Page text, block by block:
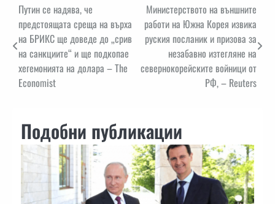
Навигация
Путин се надява, че
предстоящата среща на върха
на БРИКС ще доведе до „срив
на санкциите“ и ще подкопае
хегемонията на долара – The
Economist
Министерството на външните
работи на Южна Корея извика
руския посланик и призова за
незабавно изтегляне на
севернокорейските войници от
РФ, – Reuters
Подобни публикации